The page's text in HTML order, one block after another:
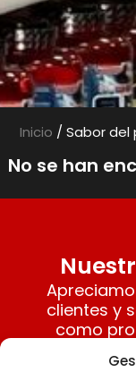
Inicio / Sabor
No se han
clientes y
como